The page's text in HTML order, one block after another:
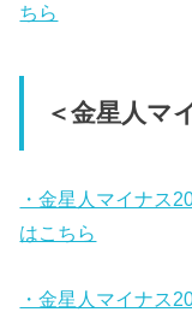
ちら
＜金星人マ
・金星人マイナス
はこちら
・金星人マイナス